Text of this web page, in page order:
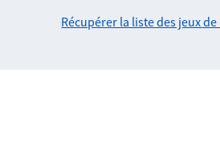
Récupérer la liste des jeux